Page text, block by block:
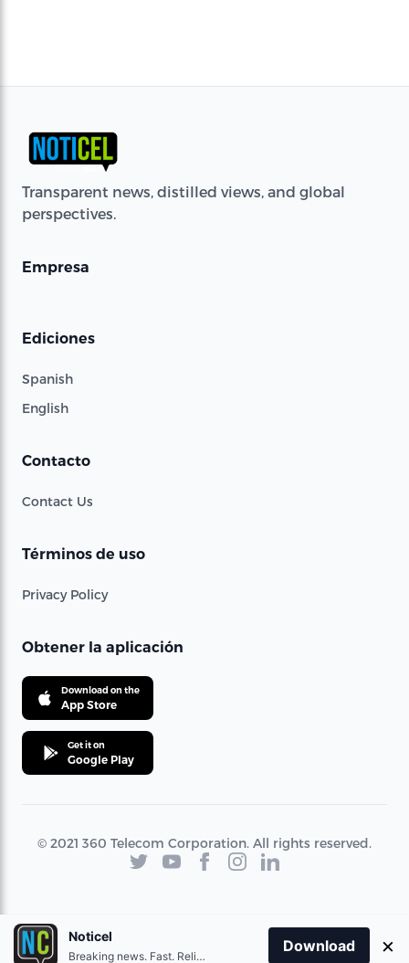
Transparent news, distilled views, and global
perspectives.
Empresa
Ediciones
Spanish
English
Contacto
Contact Us
Términos de uso
Privacy Policy
Obtener la aplicación
Download on the
App Store
Get it on
Google Play
© 2021 360 Telecom Corporation. All rights reserved.
Noticel
Breaking news. Fast. Reliable.
Download ×